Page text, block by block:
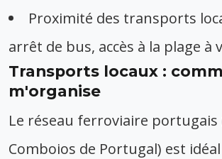
Proximité des transports
arrêt de bus, accès à la plage à
Transports locaux :
m'organise
Le réseau ferroviaire portugais
Comboios de Portugal) est